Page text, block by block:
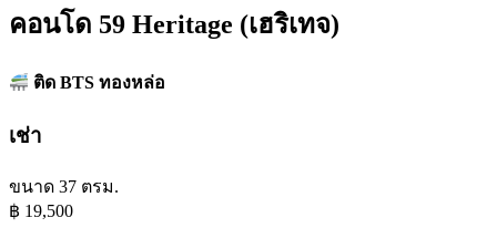
คอนโด 59 Heritage (เฮริเทจ)
ติด BTS ทองหล่อ
เช่า
ขนาด 37 ตรม.
฿ 19,500